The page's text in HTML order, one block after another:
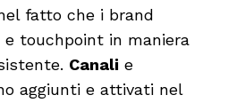
fatto che i brand
e touchpoint in maniera
Canali e
aggiunti e attivati nel